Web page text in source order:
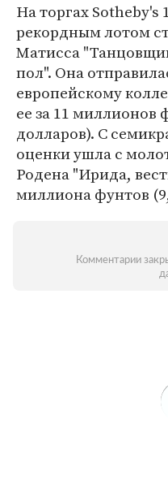
На торгах
рекордным лотом
Матисса
пол". Она
европейскому
ее за 11 миллионов
долларов). С
оценки ушла с
Родена "Ирида,
миллиона фунтов
Комментарии